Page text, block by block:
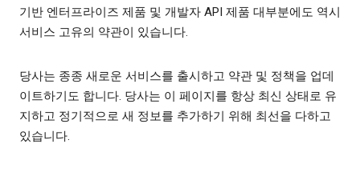
기반 엔터프라이즈 제품 및 개발자 API 제품 대부분에도 역시
서비스 고유의 약관이 있습니다.
당사는 종종 새로운 서비스를 출시하고 약관 및 정책을 업데
이트하기도 합니다. 당사는 이 페이지를 항상 최신 상태로 유
지하고 정기적으로 새 정보를 추가하기 위해 최선을 다하고
있습니다.